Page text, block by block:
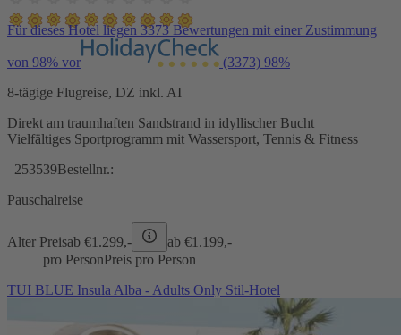
Für dieses Hotel liegen 3373 Bewertungen mit einer Zustimmung
von 98% vor (3373) 98%
8-tägige Flugreise, DZ inkl. AI
Direkt am traumhaften Sandstrand in idyllischer Bucht
Vielfältiges Sportprogramm mit Wassersport, Tennis & Fitness
253539Bestellnr.:
Pauschalreise
Alter Preisab €1.299,- ab €1.199,-
pro PersonPreis pro Person
TUI BLUE Insula Alba - Adults Only Stil-Hotel